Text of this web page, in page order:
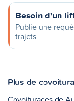
Besoin d'un
Publie une
trajets
Plus de